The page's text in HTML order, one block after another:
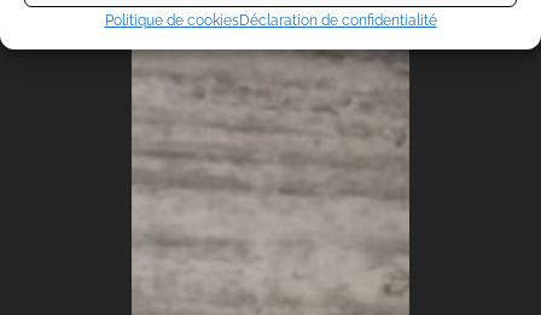
Politique de cookiesDéclaration de confidentialité